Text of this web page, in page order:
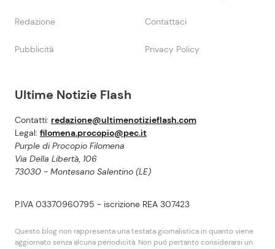
Ultime Notizie Flash
Contatti: redazione@ultimenotizieflash.com
Legal: filomena.procopio@pec.it
Purple di Procopio Filomena
Via Della Libertà, 106
73030 - Montesano Salentino (LE)
P.IVA 03370960795 - iscrizione REA 307423
Questo blog non rappresenta una testata giornalistica in quanto viene
aggiornato senza alcuna periodicità. Non puó pertanto considerarsi un
Redazione Contattaci
Pubblicità Privacy Policy